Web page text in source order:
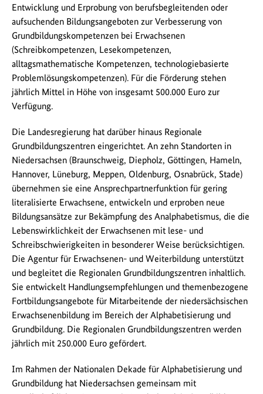
Entwicklung und Erprobung von berufsbegleitenden oder
aufsuchenden Bildungsangeboten zur Verbesserung von
Grundbildungskompetenzen bei Erwachsenen
(Schreibkompetenzen, Lesekompetenzen,
alltagsmathematische Kompetenzen, technologiebasierte
Problemlösungskompetenzen). Für die Förderung stehen
jährlich Mittel in Höhe von insgesamt 500.000 Euro zur
Verfügung.
Die Landesregierung hat darüber hinaus Regionale
Grundbildungszentren eingerichtet. An zehn Standorten in
Niedersachsen (Braunschweig, Diepholz, Göttingen, Hameln,
Hannover, Lüneburg, Meppen, Oldenburg, Osnabrück, Stade)
übernehmen sie eine Ansprechpartnerfunktion für gering
literalisierte Erwachsene, entwickeln und erproben neue
Bildungsansätze zur Bekämpfung des Analphabetismus, die die
Lebenswirklichkeit der Erwachsenen mit lese- und
Schreibschwierigkeiten in besonderer Weise berücksichtigen.
Die Agentur für Erwachsenen- und Weiterbildung unterstützt
und begleitet die Regionalen Grundbildungszentren inhaltlich.
Sie entwickelt Handlungsempfehlungen und themenbezogene
Fortbildungsangebote für Mitarbeitende der niedersächsischen
Erwachsenenbildung im Bereich der Alphabetisierung und
Grundbildung. Die Regionalen Grundbildungszentren werden
jährlich mit 250.000 Euro gefördert.
Im Rahmen der Nationalen Dekade für Alphabetisierung und
Grundbildung hat Niedersachsen gemeinsam mit